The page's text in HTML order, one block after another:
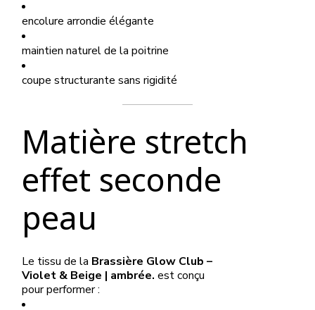
encolure arrondie élégante
maintien naturel de la poitrine
coupe structurante sans rigidité
Matière stretch
effet seconde
peau
Le tissu de la Brassière Glow Club –
Violet & Beige | ambrée. est conçu
pour performer :